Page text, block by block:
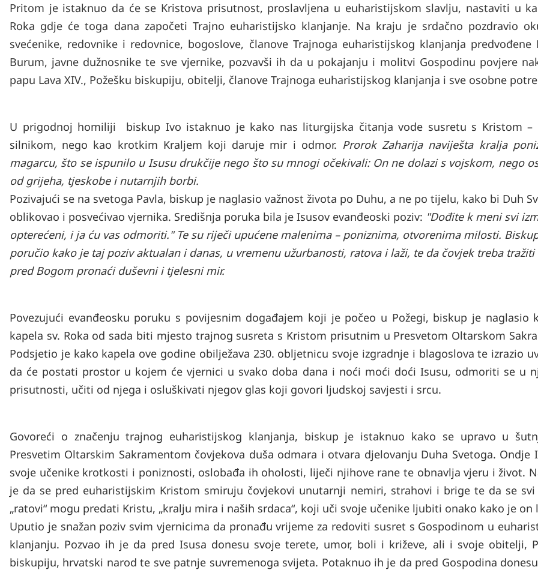
Pritom je istaknuo da će se Kristova prisutnost, proslavljena u euharistijskom slavlju, nastaviti u
Roka gdje će toga dana započeti Trajno euharistijsko klanjanje. Na kraju je srdačno pozdravio
svećenike, redovnike i redovnice, bogoslove, članove Trajnoga euharistijskog klanjanja predvođene
Burum, javne dužnosnike te sve vjernike, pozvavši ih da u pokajanju i molitvi Gospodinu povjere
papu Lava XIV., Požešku biskupiju, obitelji, članove Trajnoga euharistijskog klanjanja i sve osobne
U prigodnoj homiliji biskup Ivo istaknuo je kako nas liturgijska čitanja vode susretu s Kristom –
silnikom, nego kao krotkim Kraljem koji daruje mir i odmor. Prorok Zaharija naviješta kralja
magarcu, što se ispunilo u Isusu drukčije nego što su mnogi očekivali: On ne dolazi s vojskom, nego
od grijeha, tjeskobe i nutarnjih borbi.
Pozivajući se na svetoga Pavla, biskup je naglasio važnost života po Duhu, a ne po tijelu, kako bi Duh
oblikovao i posvećivao vjernika. Središnja poruka bila je Isusov evanđeoski poziv: "Dođite k meni svi
opterećeni, i ja ću vas odmoriti." Te su riječi upućene malenima – poniznima, otvorenima milosti.
poručio kako je taj poziv aktualan i danas, u vremenu užurbanosti, ratova i laži, te da čovjek treba
pred Bogom pronaći duševni i tjelesni mir.
Povezujući evanđeosku poruku s povijesnim događajem koji je počeo u Požegi, biskup je naglasio
kapela sv. Roka od sada biti mjesto trajnog susreta s Kristom prisutnim u Presvetom Oltarskom
Podsjetio je kako kapela ove godine obilježava 230. obljetnicu svoje izgradnje i blagoslova te izrazio
da će postati prostor u kojem će vjernici u svako doba dana i noći moći doći Isusu, odmoriti se u
prisutnosti, učiti od njega i osluškivati njegov glas koji govori ljudskoj savjesti i srcu.
Govoreći o značenju trajnog euharistijskog klanjanja, biskup je istaknuo kako se upravo u
Presvetim Oltarskim Sakramentom čovjekova duša odmara i otvara djelovanju Duha Svetoga. Ondje
svoje učenike krotkosti i poniznosti, oslobađa ih oholosti, liječi njihove rane te obnavlja vjeru i život.
je da se pred euharistijskim Kristom smiruju čovjekovi unutarnji nemiri, strahovi i brige te da se svi
„ratovi“ mogu predati Kristu, „kralju mira i naših srdaca“, koji uči svoje učenike ljubiti onako kako je on
Uputio je snažan poziv svim vjernicima da pronađu vrijeme za redoviti susret s Gospodinom u
klanjanju. Pozvao ih je da pred Isusa donesu svoje terete, umor, boli i križeve, ali i svoje obitelji,
biskupiju, hrvatski narod te sve patnje suvremenoga svijeta. Potaknuo ih je da pred Gospodina